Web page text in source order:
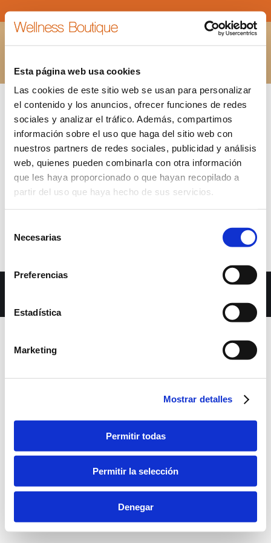
Esta página web usa cookies
Las cookies de este sitio web se usan para personalizar
el contenido y los anuncios, ofrecer funciones de redes
sociales y analizar el tráfico. Además, compartimos
información sobre el uso que haga del sitio web con
nuestros partners de redes sociales, publicidad y análisis
web, quienes pueden combinarla con otra información
que les haya proporcionado o que hayan recopilado a
partir del uso que haya hecho de sus servicios.
Necesarias
Preferencias
Estadística
Marketing
Mostrar detalles
Permitir todas
Permitir la selección
Denegar
LOGO-TRIPADVISOR
premium WordPress themes